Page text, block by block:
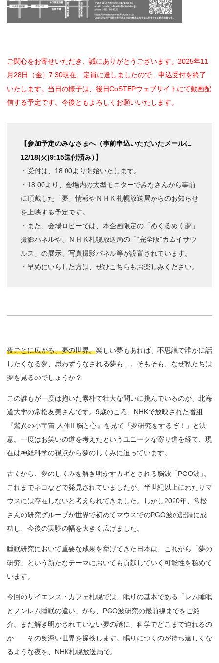
ご関心をお寄せいただき、誠にありがとうございます。2025年11
月28日（金）7:30現在、定員に達しましたので、申込受付を終了
いたします。当日の様子は、後日CoSTEPウェブサイトにて動画配
信する予定です。今後ともよろしくお願いいたします。
【参加予定のみなさまへ（事前申込いただいたメールに
12/18(火)9:15送付済み） 】
・受付は、18:00より開始いたします。
・18:00より、会場内の大型モニターでみなさんから事前
に頂戴した「夢」情報やＮＨＫ札幌放送局からのお知らせ
を上映する予定です。
・また、会場ロビーでは、本企画限定の「めくるめく夢」
撮影パネルや、ＮＨＫ札幌放送局の「“完全版”カムイサウ
ルス」の展示、写真撮影パネル等が設置されています。
・早めにいらした方は、ぜひこちらもお楽しみください。
夜ごとに広がる、夢の世界。楽しい夢もあれば、不思議で誰かに話
したくなる夢、思わずうなされる夢も…。そもそも、なぜ私たちは
夢を見るのでしょうか？
この誰もが一度は抱いた素朴で壮大な問いに挑んでいるのが、北海
道大学の常松友美さんです。9歳のころ、NHKで放映された番組
『驚異の小宇宙 人体II 脳と心』を見て「夢研究をするぞ！」と決
意。一度はお笑いの道を考えたというユニークな寄り道を経て、現
在は神経科学の視点から夢のしくみに迫っています。
古くから、夢のしくみを解き明かすカギとされる脳波「PGO波 」。
これまでネコなどで発見されていましたが、半世紀以上にわたりマ
ウスには存在しないと考えられてきました。しかし2020年、常松
さんの研究グループが世界で初めてマウスでのPGO波の記録に成
功し、今後の実験の幅を大きく広げました。
睡眠研究において重要な成果を挙げてきた日本は、これから「夢の
研究」という新たなテーマにおいても貢献していく可能性を秘めて
います。
今回のサイエンス・カフェ札幌では、眠りの基本である「レム睡眠
とノンレム睡眠の違い」から、PGO波研究の最前線までをご紹
介。まだ解き明かされていない夢の謎に、科学でどこまで迫れるの
か――その奥深い世界を探検します。眠りにつくのが待ち遠しくな
るような夜を、NHK札幌放送局で。